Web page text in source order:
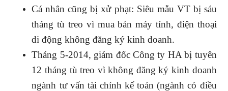
Cá nhân cũng bị xử phạt: Siêu mẫu VT bị sáu
tháng tù treo vì mua bán máy tính, điện thoại
di động không đăng ký kinh doanh.
Tháng 5-2014, giám đốc Công ty HA bị tuyên
12 tháng tù treo vì không đăng ký kinh doanh
ngành tư vấn tài chính kế toán (ngành có điều